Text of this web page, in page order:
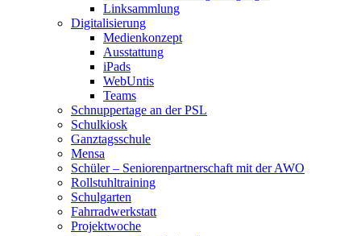
Linksammlung
Digitalisierung
Medienkonzept
Ausstattung
iPads
WebUntis
Teams
Schnuppertage an der PSL
Schulkiosk
Ganztagsschule
Mensa
Schüler – Seniorenpartnerschaft mit der AWO
Rollstuhltraining
Schulgarten
Fahrradwerkstatt
Projektwoche